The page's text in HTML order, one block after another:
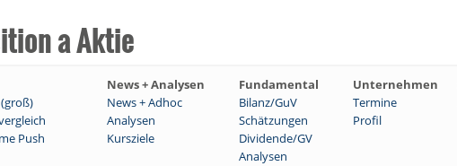
a Aktie
News + Analysen Fundamental Unternehmen
News + Adhoc Bilanz/GuV Termine
Analysen Schätzungen Profil
Push Kursziele Dividende/GV
Analysen